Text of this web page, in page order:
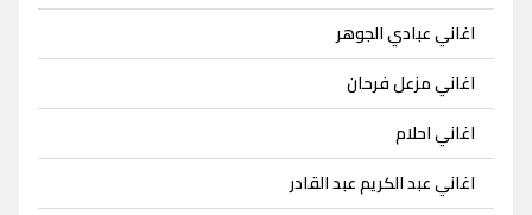
اغاني عبادي الجوهر
اغاني مزعل فرحان
اغاني احلام
اغاني عبد الكريم عبد القادر